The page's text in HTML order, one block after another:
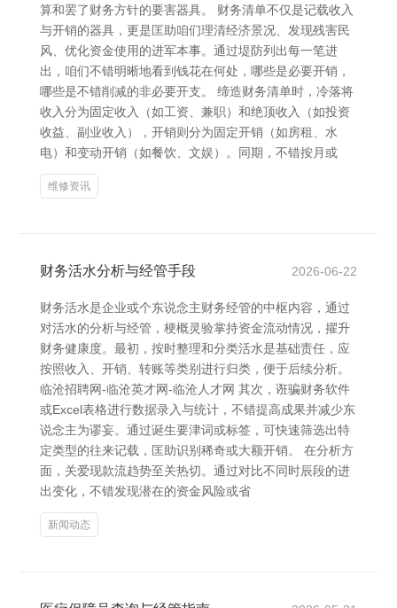
算和罢了财务方针的要害器具。 财务清单不仅是记载收入
与开销的器具，更是匡助咱们理清经济景况、发现残害民
风、优化资金使用的进军本事。通过堤防列出每一笔进
出，咱们不错明晰地看到钱花在何处，哪些是必要开销，
哪些是不错削减的非必要开支。 缔造财务清单时，冷落将
收入分为固定收入（如工资、兼职）和绝顶收入（如投资
收益、副业收入），开销则分为固定开销（如房租、水
电）和变动开销（如餐饮、文娱）。同期，不错按月或
维修资讯
财务活水分析与经管手段 2026-06-22
财务活水是企业或个东说念主财务经管的中枢内容，通过
对活水的分析与经管，梗概灵验掌持资金流动情况，擢升
财务健康度。最初，按时整理和分类活水是基础责任，应
按照收入、开销、转账等类别进行归类，便于后续分析。
临沧招聘网-临沧英才网-临沧人才网 其次，诳骗财务软件
或Excel表格进行数据录入与统计，不错提高成果并减少东
说念主为谬妄。通过诞生要津词或标签，可快速筛选出特
定类型的往来记载，匡助识别稀奇或大额开销。 在分析方
面，关爱现款流趋势至关热切。通过对比不同时辰段的进
出变化，不错发现潜在的资金风险或省
新闻动态